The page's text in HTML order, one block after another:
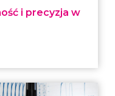
i precyzja w